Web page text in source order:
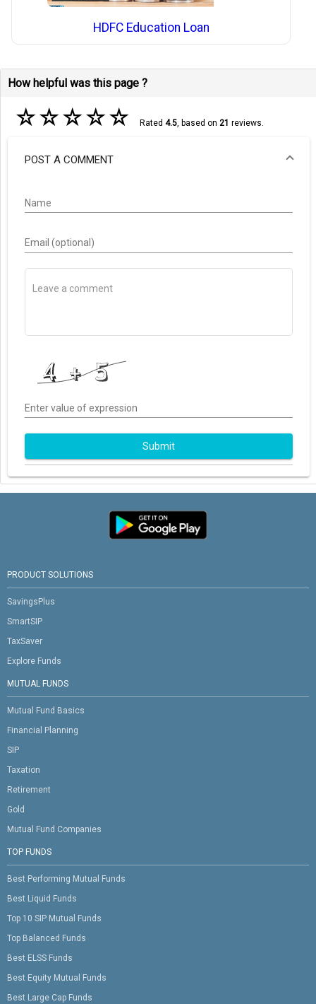
HDFC Education Loan
How helpful was this page ?
☆☆☆☆☆ Rated 4.5, based on 21 reviews.
POST A COMMENT
Name
Email (optional)
Enter value of expression
Submit
PRODUCT SOLUTIONS
SavingsPlus
SmartSIP
TaxSaver
Explore Funds
MUTUAL FUNDS
Mutual Fund Basics
Financial Planning
SIP
Taxation
Retirement
Gold
Mutual Fund Companies
TOP FUNDS
Best Performing Mutual Funds
Best Liquid Funds
Top 10 SIP Mutual Funds
Top Balanced Funds
Best ELSS Funds
Best Equity Mutual Funds
Best Large Cap Funds